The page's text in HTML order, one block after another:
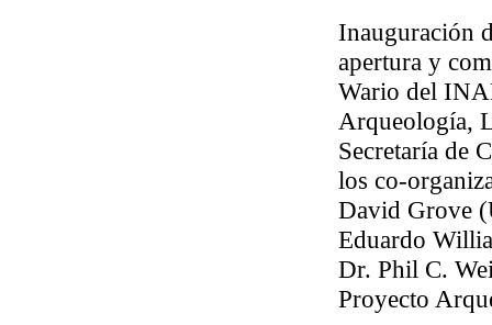
Inauguración
apertura y
Wario del
Arqueología,
Secretaría de
los co-
David Grove
Eduardo
Dr. Phil C.
Proyecto